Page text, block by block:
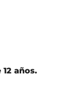
años.